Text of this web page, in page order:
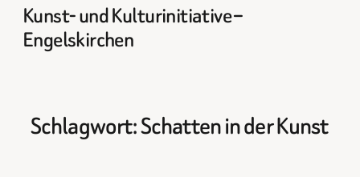
Kunst- und Kulturinitiative –
Engelskirchen
Schlagwort:Schatten in der Kunst